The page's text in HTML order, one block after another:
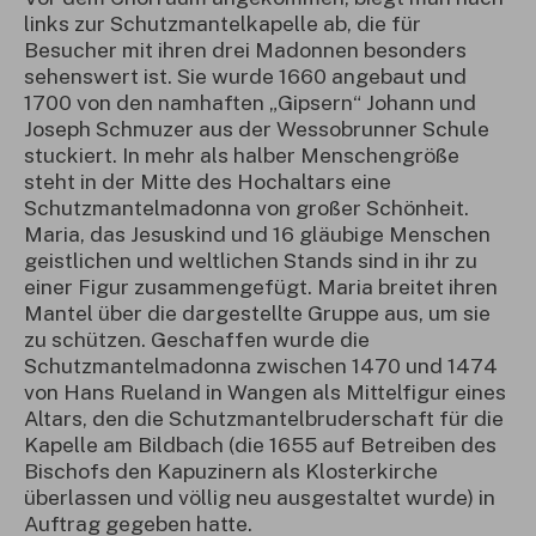
links zur Schutzmantelkapelle ab, die für
Besucher mit ihren drei Madonnen besonders
sehenswert ist. Sie wurde 1660 angebaut und
1700 von den namhaften „Gipsern“ Johann und
Joseph Schmuzer aus der Wessobrunner Schule
stuckiert. In mehr als halber Menschengröße
steht in der Mitte des Hochaltars eine
Schutzmantelmadonna von großer Schönheit.
Maria, das Jesuskind und 16 gläubige Menschen
geistlichen und weltlichen Stands sind in ihr zu
einer Figur zusammengefügt. Maria breitet ihren
Mantel über die dargestellte Gruppe aus, um sie
zu schützen. Geschaffen wurde die
Schutzmantelmadonna zwischen 1470 und 1474
von Hans Rueland in Wangen als Mittelfigur eines
Altars, den die Schutzmantelbruderschaft für die
Kapelle am Bildbach (die 1655 auf Betreiben des
Bischofs den Kapuzinern als Klosterkirche
überlassen und völlig neu ausgestaltet wurde) in
Auftrag gegeben hatte.